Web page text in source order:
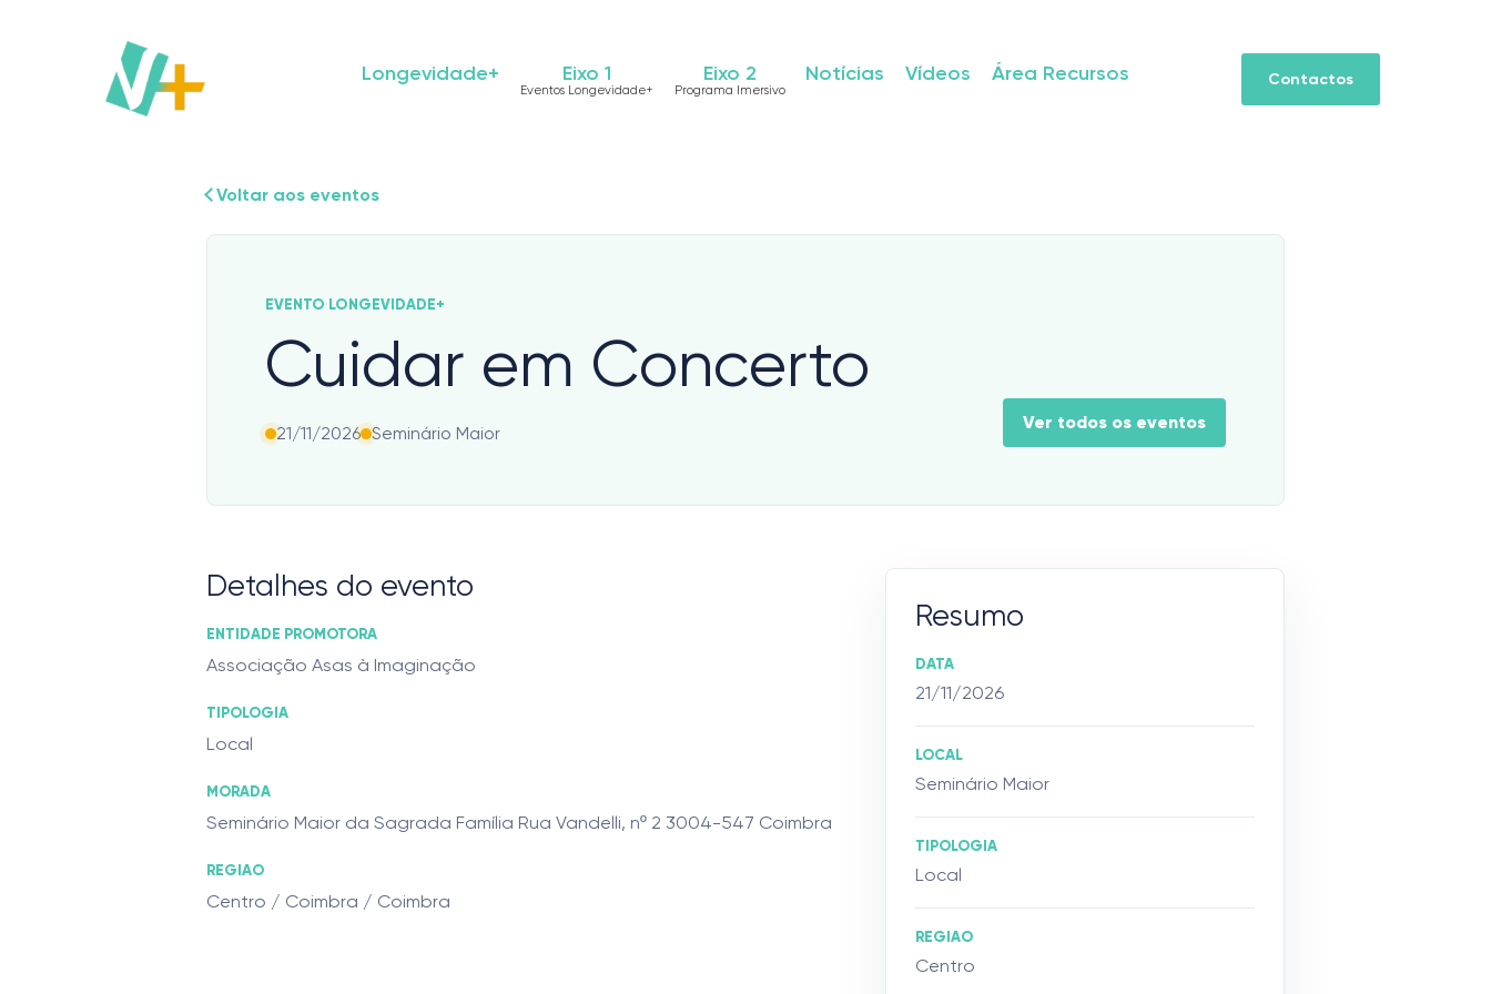
Longevidade+ Eixo 1
Eventos Longevidade+
Eixo 2
Programa Imersivo
Notícias Vídeos Área Recursos Contactos
Voltar aos eventos
EVENTO LONGEVIDADE+
Cuidar em Concerto
21/11/2026 Seminário Maior Ver todos os eventos
Detalhes do evento
ENTIDADE PROMOTORA
Associação Asas à Imaginação
TIPOLOGIA
Local
MORADA
Seminário Maior da Sagrada Família Rua Vandelli, nº 2 3004-547 Coimbra
REGIAO
Centro / Coimbra / Coimbra
Resumo
DATA
21/11/2026
LOCAL
Seminário Maior
TIPOLOGIA
Local
REGIAO
Centro